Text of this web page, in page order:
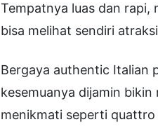
Tempatnya luas dan rapi,
bisa melihat sendiri
Bergaya authentic Italian
kesemuanya dijamin
menikmati seperti